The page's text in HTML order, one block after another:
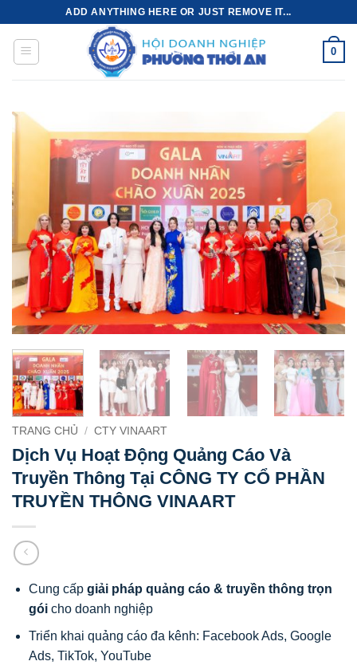
dung
ADD ANYTHING HERE OR JUST REMOVE IT...
0
TRANG CHỦ / CTY VINAART
Dịch Vụ Hoạt Động Quảng Cáo Và
Truyền Thông Tại CÔNG TY CỔ PHẦN
TRUYỀN THÔNG VINAART
Cung cấp giải pháp quảng cáo & truyền thông trọn
góicho doanh nghiệp
Triển khai quảng cáo đa kênh: Facebook Ads, Google
Ads, TikTok, YouTube